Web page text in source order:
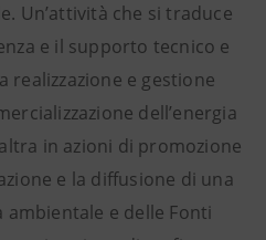
Un’attività che si traduce
e il supporto tecnico e
realizzazione e gestione
dell’energia
in azioni di promozione
e la diffusione di una
e delle Fonti